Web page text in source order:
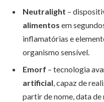
Neutralight –
alimentos em
inflamatórias e
organismo sensível.
Emorf – tecnologia
artificial, capaz de
partir de nome, data